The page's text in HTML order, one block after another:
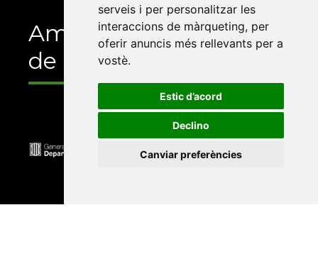
serveis i per personalitzar les
interaccions de màrqueting, per
oferir anuncis més rellevants per a
vostè.
Estic d’acord
Declino
Canviar preferències
Amb el suport
de